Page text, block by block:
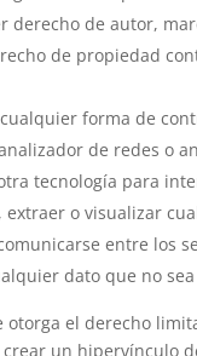
derecho de autor,
de propiedad
forma de
de redes o
tecnología para
extraer o visualizar
entre los
dato que no
otorga el derecho
un hipervínculo